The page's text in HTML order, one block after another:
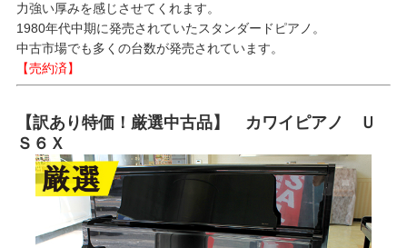
力強い厚みを感じさせてくれます。
1980年代中期に発売されていたスタンダードピアノ。
中古市場でも多くの台数が発売されています。
【売約済】
【訳あり特価！厳選中古品】 カワイピアノ Ｕ
Ｓ６Ｘ